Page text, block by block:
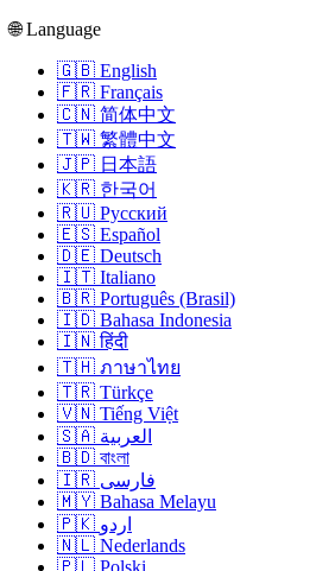
🌐 Language
🇬🇧 English
🇫🇷 Français
🇨🇳 简体中文
🇹🇼 繁體中文
🇯🇵 日本語
🇰🇷 한국어
🇷🇺 Русский
🇪🇸 Español
🇩🇪 Deutsch
🇮🇹 Italiano
🇧🇷 Português (Brasil)
🇮🇩 Bahasa Indonesia
🇮🇳 हिंदी
🇹🇭 ภาษาไทย
🇹🇷 Türkçe
🇻🇳 Tiếng Việt
🇸🇦 العربية
🇧🇩 বাংলা
🇮🇷 فارسی
🇲🇾 Bahasa Melayu
🇵🇰 اردو
🇳🇱 Nederlands